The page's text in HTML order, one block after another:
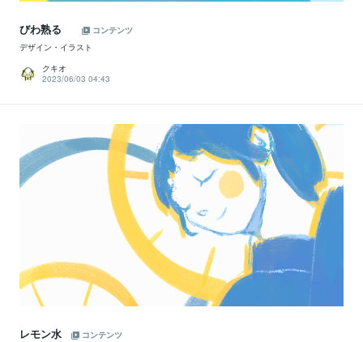
びわ熟るゝ
コンテンツ
デザイン・イラスト
クキオ
2023/06/03 04:43
レモン水
コンテンツ